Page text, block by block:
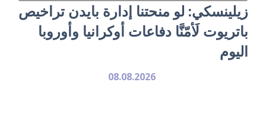
زيلينسكي: لو منحتنا إدارة بايدن تراخيص
باتريوت لَأمّنَّا دفاعات أوكرانيا وأوروبا
اليوم
08.08.2026